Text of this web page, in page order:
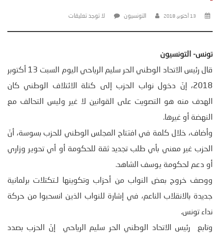
13 أكتوبر، 2018 التونسيون لا توجد تعليقات
تونس- التونسيون
قال رئيس الاتحاد الوطني الحر سليم الرياحي اليوم السبت 13 أكتوبر
2018، إنّ دخول نواب الحزب إلى كتلة الائتلاف الوطني كان
الهدف منه هو التصويت على القوانين لا غير وليس التحالف مع
النهضة أو غيرها.
وأضاف، خلال كلمة في افتتاح المجلس الوطني للحزب بسوسة، أنّ
الحزب غير معني بأي طلب تجديد ثقة للحكومة أو أي تحوير وزاري
أو دعم لحكومة يوسف الشاهد.
ووصف خروج بعض النواب من أحزاب وتكوينها لـتكتلات برلمانية
جديدة بالانقلاب الناعم، في إشارة للنواب الذين انسحبوا من حركة
نداء تونس.
وتابع رئيس الاتحاد الوطني الحر سليم الرياحي إنّ الحزب بصدد